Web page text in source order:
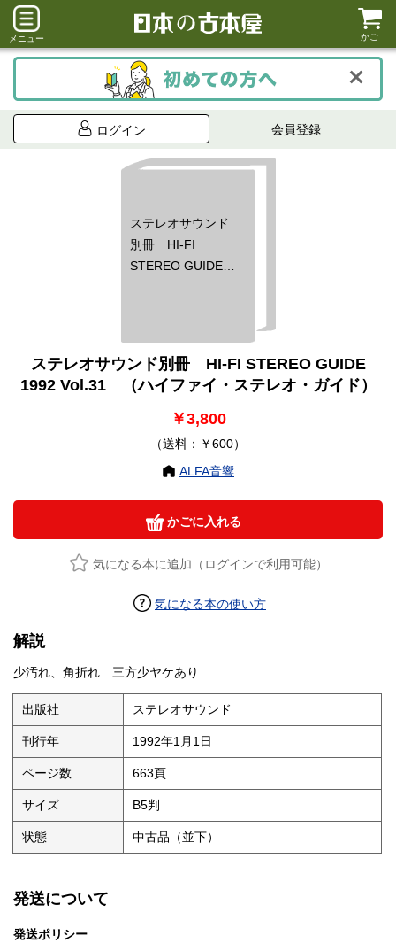
メニュー かご
ログイン 会員登録
ステレオサウンド
別冊 HI-FI
STEREO GUIDE
ステレオサウンド別冊 HI-FI STEREO GUIDE
1992 Vol.31 （ハイファイ・ステレオ・ガイド）
￥3,800
（送料：￥600）
ALFA音響
かごに入れる
気になる本に追加（ログインで利用可能）
気になる本の使い方
解説
少汚れ、角折れ 三方少ヤケあり
出版社 ステレオサウンド
刊行年 1992年1月1日
ページ数 663頁
サイズ B5判
状態 中古品（並下）
発送について
発送ポリシー